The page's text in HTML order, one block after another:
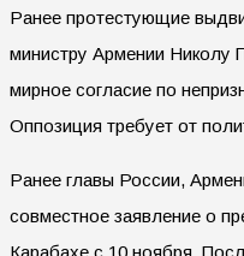
Ранее протестующие
министру Армении Николу
мирное согласие по
Оппозиция требует от
Ранее главы России,
совместное заявление о
Карабахе с 10 ноября.